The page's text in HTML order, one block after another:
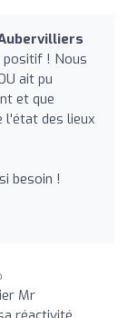
positif ! Nous
ait pu
et que
l'état des lieux
besoin !
Mr